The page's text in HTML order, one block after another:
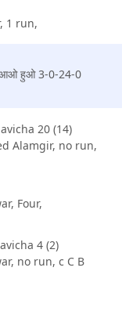
1 run,
हुओ 3-0-24-0
20 (14)
Alamgir, no run,
Four,
4 (2)
no run, c C B